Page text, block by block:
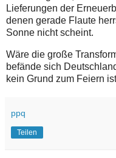
Lieferungen der
denen gerade Flaute
Sonne nicht scheint.
Wäre die große
befände sich
kein Grund zum Feiern
ppq
Teilen